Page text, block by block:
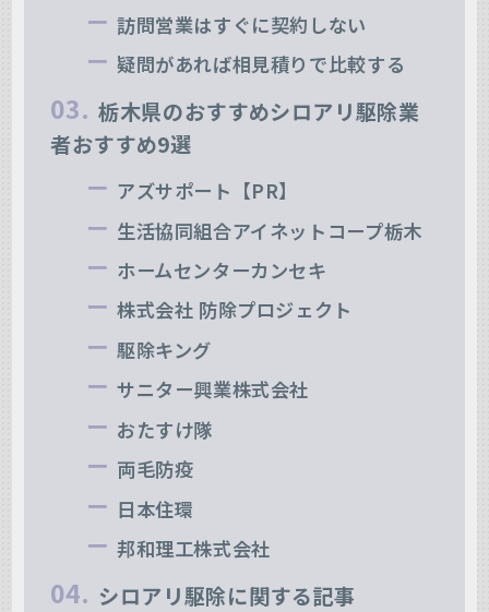
訪問営業はすぐに契約しない
疑問があれば相見積りで比較する
栃木県のおすすめシロアリ駆除業
者おすすめ9選
アズサポート【PR】
生活協同組合アイネットコープ栃木
ホームセンターカンセキ
株式会社 防除プロジェクト
駆除キング
サニター興業株式会社
おたすけ隊
両毛防疫
日本住環
邦和理工株式会社
シロアリ駆除に関する記事